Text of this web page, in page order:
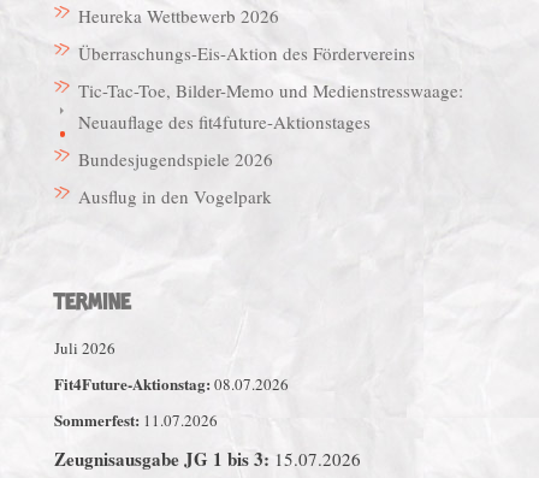
Heureka Wettbewerb 2026
Überraschungs-Eis-Aktion des Fördervereins
Tic-Tac-Toe, Bilder-Memo und Medienstresswaage:
Neuauflage des fit4future-Aktionstages
Bundesjugendspiele 2026
Ausflug in den Vogelpark
TERMINE
Juli 2026
Fit4Future-Aktionstag: 08.07.2026
Sommerfest: 11.07.2026
Zeugnisausgabe JG 1 bis 3: 15.07.2026